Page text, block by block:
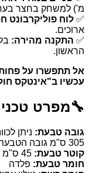
מ') למשחק בחצר
✅ לוח פוליקרבונט
ארוכים.
✅ התקנה מהירה:
הראשון.
עכשיו ב"אינטקס
🔧מפרט טכני
גובה טבעת:
305 ס"מ גובה הטבעת).
קוטר טבעת:
חומר טבעת: פלדה